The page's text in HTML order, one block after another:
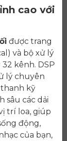
cao với
được trang
và bộ xử lý
kênh. DSP
lý chuyên
kỹ
sâu các dải
trí loa, giúp
động,
của bạn,